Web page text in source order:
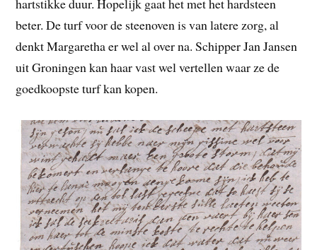
beter. De turf voor de steenoven is van latere zorg, al
denkt Margaretha er wel al over na. Schipper Jan Jansen
uit Groningen kan haar vast wel vertellen waar ze de
goedkoopste turf kan kopen.